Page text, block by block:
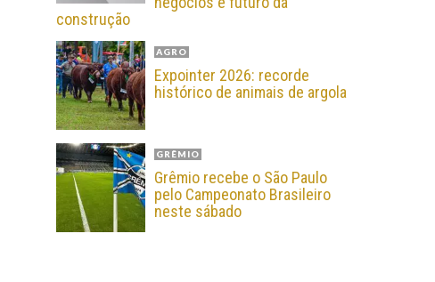
construção
AGRO
Expointer 2026: recorde
histórico de animais de argola
GRÊMIO
Grêmio recebe o São Paulo
pelo Campeonato Brasileiro
neste sábado